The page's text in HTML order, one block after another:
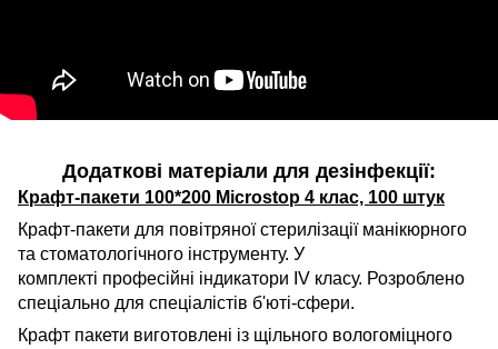
Додаткові матеріали для дезінфекції:
Крафт-пакети 100*200 Microstop 4 клас, 100 штук
Крафт-пакети для повітряної стерилізації манікюрного
та стоматологічного інструменту. У
комплекті професійні індикатори IV класу. Розроблено
спеціально для спеціалістів б'юті-сфери.
Крафт пакети виготовлені із щільного вологоміцного